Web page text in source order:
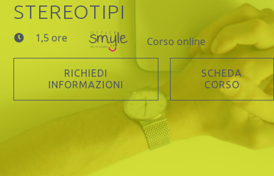
STEREOTIPI
1,5 ore Corso online
RICHIEDI
INFORMAZIONI
SCHEDA
CORSO